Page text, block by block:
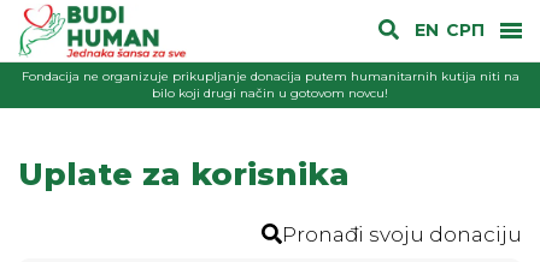
EN СРП
Fondacija ne organizuje prikupljanje donacija putem humanitarnih kutija niti na
bilo koji drugi način u gotovom novcu!
Uplate za korisnika
Pronađi svoju donaciju